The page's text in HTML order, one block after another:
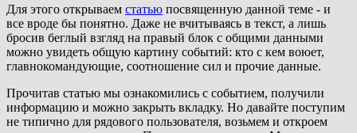
Для этого открываем статью посвященную данной теме - и
все вроде бы понятно. Даже не вчитываясь в текст, а лишь
бросив беглый взгляд на правый блок с общими данными
можно увидеть общую картину событий: кто с кем воюет,
главнокомандующие, соотношение сил и прочие данные.
Прочитав статью мы ознакомились с событием, получили
информацию и можно закрыть вкладку. Но давайте поступим
не типично для рядового пользователя, возьмем и откроем